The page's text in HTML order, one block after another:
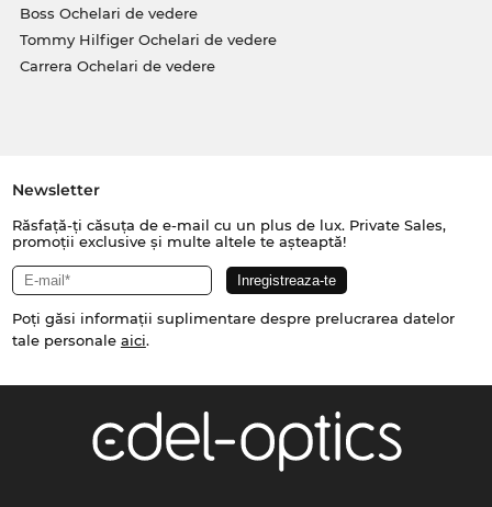
Boss Ochelari de vedere
Tommy Hilfiger Ochelari de vedere
Carrera Ochelari de vedere
Newsletter
Răsfață-ți căsuța de e-mail cu un plus de lux. Private Sales,
promoții exclusive și multe altele te așteaptă!
Poți găsi informații suplimentare despre prelucrarea datelor
tale personale aici.